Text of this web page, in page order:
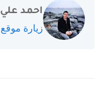
احمد علي
زيارة موقع STORE-TK